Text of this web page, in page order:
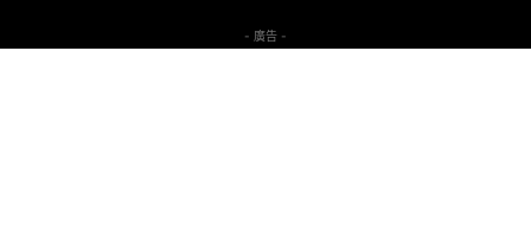
- 廣告 -